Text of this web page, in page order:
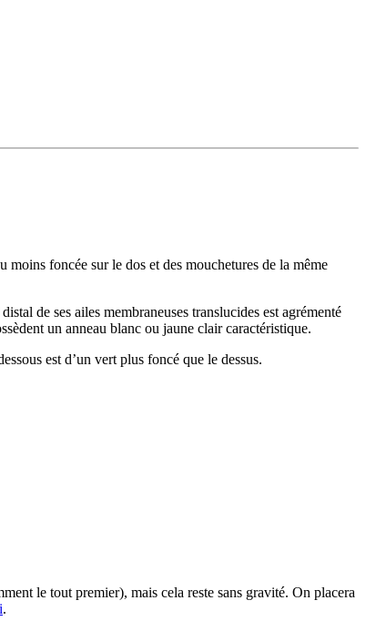
foncée sur le dos et des mouchetures de la même
de ses ailes membraneuses translucides est agrémenté
un anneau blanc ou jaune clair caractéristique.
est d’un vert plus foncé que le dessus.
le tout premier), mais cela reste sans gravité. On placera
.